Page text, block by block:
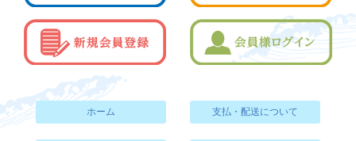
ホーム 支払・配送について